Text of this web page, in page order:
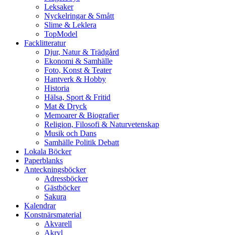
Leksaker
Nyckelringar & Smått
Slime & Leklera
TopModel
Facklitteratur
Djur, Natur & Trädgård
Ekonomi & Samhälle
Foto, Konst & Teater
Hantverk & Hobby
Historia
Hälsa, Sport & Fritid
Mat & Dryck
Memoarer & Biografier
Religion, Filosofi & Naturvetenskap
Musik och Dans
Samhälle Politik Debatt
Lokala Böcker
Paperblanks
Anteckningsböcker
Adressböcker
Gästböcker
Sakura
Kalendrar
Konstnärsmaterial
Akvarell
Akryl